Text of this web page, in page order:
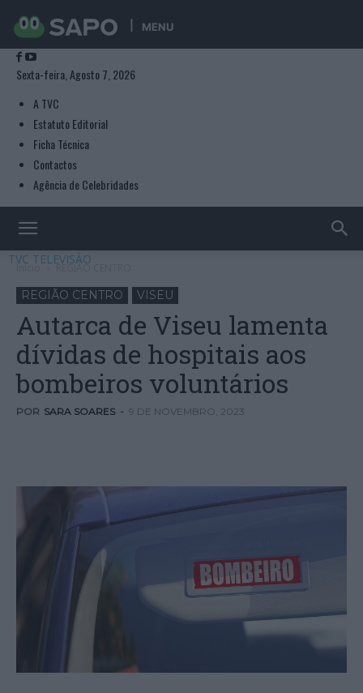
MENU
Sexta-feira, Agosto 7, 2026
A TVC
Estatuto Editorial
Ficha Técnica
Contactos
Agência de Celebridades
TVC TELEVISÃO
Início REGIÃO CENTRO
REGIÃO CENTRO VISEU
Autarca de Viseu lamenta
dívidas de hospitais aos
bombeiros voluntários
POR SARA SOARES - 9 DE NOVEMBRO, 2023